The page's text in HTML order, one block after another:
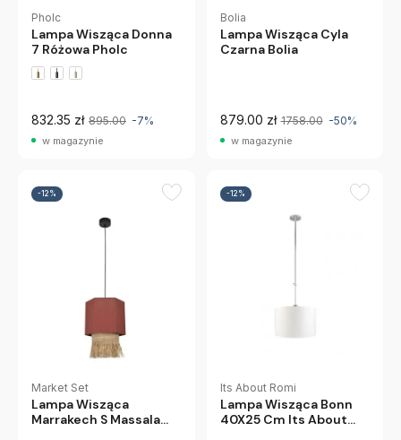
Pholc
Lampa Wisząca Donna
7 Różowa Pholc
832.35 zł 895.00 -7%
w magazynie
Bolia
Lampa Wisząca Cyla
Czarna Bolia
879.00 zł 1758.00 -50%
w magazynie
-12%
Market Set
Lampa Wisząca
Marrakech S Massala
-12%
Its About Romi
Lampa Wisząca Bonn
40X25 Cm Its About